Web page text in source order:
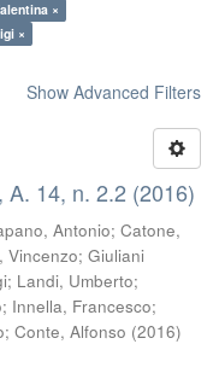
×
×
Show Advanced Filters
14, n. 2.2 (2016)
Antonio; Catone,
Vincenzo; Giuliani
; Landi, Umberto;
; Innella, Francesco;
; Conte, Alfonso (2016)